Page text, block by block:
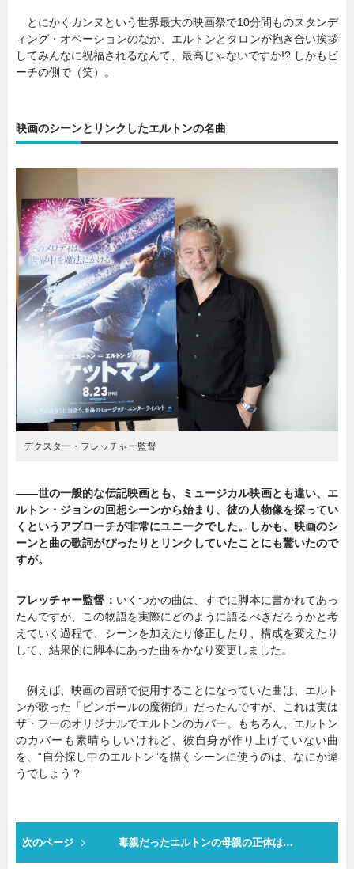
とにかくカンヌという世界最大の映画祭で10分間ものスタンデ
ィング・オベーションのなか、エルトンとタロンが抱き合い挨拶
してみんなに祝福されるなんて、最高じゃないですか!? しかもビ
ーチの側で（笑）。
映画のシーンとリンクしたエルトンの名曲
デクスター・フレッチャー監督
――世の一般的な伝記映画とも、ミュージカル映画とも違い、エ
ルトン・ジョンの回想シーンから始まり、彼の人物像を探ってい
くというアプローチが非常にユニークでした。しかも、映画のシ
ーンと曲の歌詞がぴったりとリンクしていたことにも驚いたので
すが。
フレッチャー監督： いくつかの曲は、すでに脚本に書かれてあっ
たんですが、この物語を実際にどのように語るべきだろうかと考
えていく過程で、シーンを加えたり修正したり、構成を変えたり
して、結果的に脚本にあった曲をかなり変更しました。
例えば、映画の冒頭で使用することになっていた曲は、エルト
ンが歌った「ピンボールの魔術師」だったんですが、これは実は
ザ・フーのオリジナルでエルトンのカバー。もちろん、エルトン
のカバーも素晴らしいけれど、彼自身が作り上げていない曲
を、“自分探し中のエルトン”を描くシーンに使うのは、なにか違
うでしょう？
次のページ 毒親だったエルトンの母親の正体は…